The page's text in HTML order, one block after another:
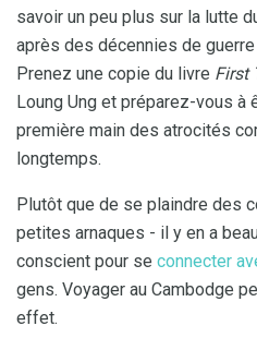
savoir un peu plus sur la lutte
après des décennies de
Prenez une copie du livre First
Loung Ung et préparez-vous à
première main des atrocités
longtemps.
Plutôt que de se plaindre des
petites arnaques - il y en a
conscient pour se connecter
gens. Voyager au Cambodge
effet.